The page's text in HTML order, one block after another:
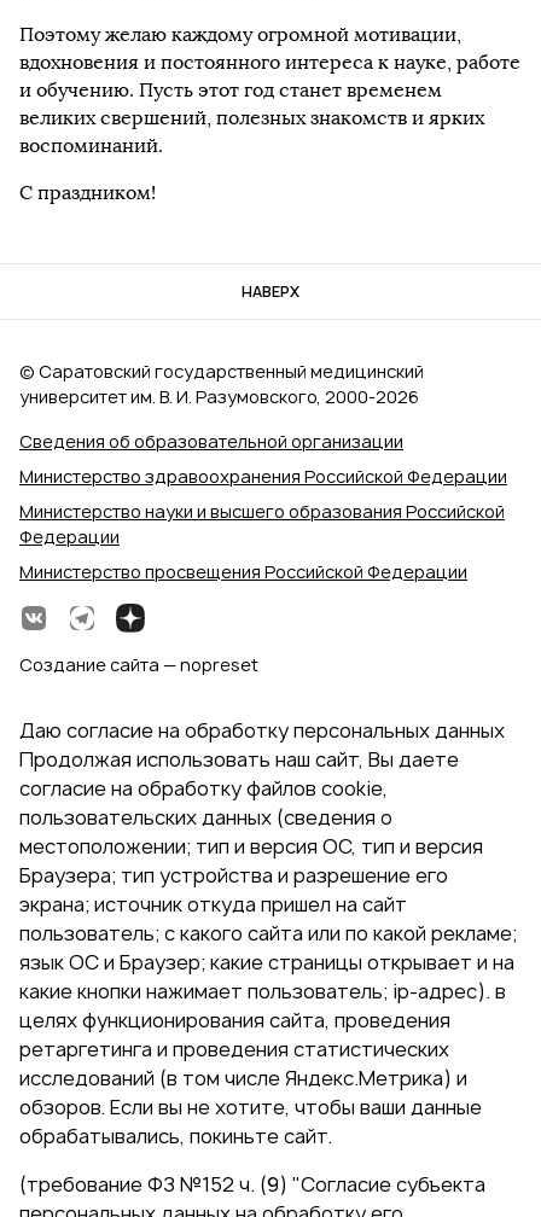
Поэтому желаю каждому огромной мотивации,
вдохновения и постоянного интереса к науке, работе
и обучению. Пусть этот год станет временем
великих свершений, полезных знакомств и ярких
воспоминаний.
С праздником!
НАВЕРХ
Сведения об образовательной организации
Министерство здравоохранения Российской Федерации
Министерство науки и высшего образования Российской
Федерации
Министерство просвещения Российской Федерации
© Саратовский государственный медицинский
университет им. В. И. Разумовского, 2000‑2026
Создание сайта — nopreset
Даю согласие на обработку персональных данных
Продолжая использовать наш сайт, Вы даете
согласие на обработку файлов cookie,
пользовательских данных (сведения о
местоположении; тип и версия ОС, тип и версия
Браузера; тип устройства и разрешение его
экрана; источник откуда пришел на сайт
пользователь; с какого сайта или по какой рекламе;
язык ОС и Браузер; какие страницы открывает и на
какие кнопки нажимает пользователь; ip-адрес). в
целях функционирования сайта, проведения
ретаргетинга и проведения статистических
исследований (в том числе Яндекс.Метрика) и
обзоров. Если вы не хотите, чтобы ваши данные
обрабатывались, покиньте сайт.
(требование ФЗ №152 ч. (9) "Согласие субъекта